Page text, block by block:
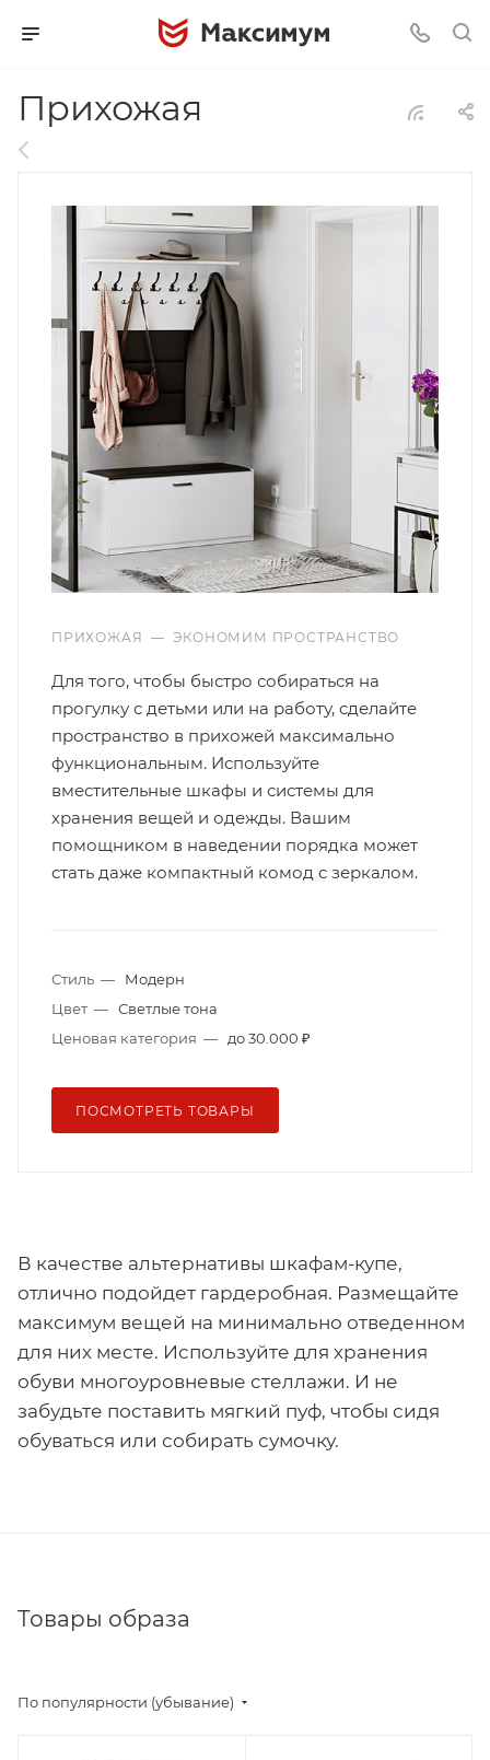
Прихожая
ПРИХОЖАЯ— ЭКОНОМИМ ПРОСТРАНСТВО
Для того, чтобы быстро собираться на
прогулку с детьми или на работу, сделайте
пространство в прихожей максимально
функциональным. Используйте
вместительные шкафы и системы для
хранения вещей и одежды. Вашим
помощником в наведении порядка может
стать даже компактный комод с зеркалом.
Стиль —
Модерн
Цвет — Светлые тона
Ценовая категория — до 30.000 ₽
ПОСМОТРЕТЬ ТОВАРЫ
В качестве альтернативы шкафам-купе,
отлично подойдет гардеробная. Размещайте
максимум вещей на минимально отведенном
для них месте. Используйте для хранения
обуви многоуровневые стеллажи. И не
забудьте поставить мягкий пуф, чтобы сидя
обуваться или собирать сумочку.
Товары образа
По популярности (убывание)